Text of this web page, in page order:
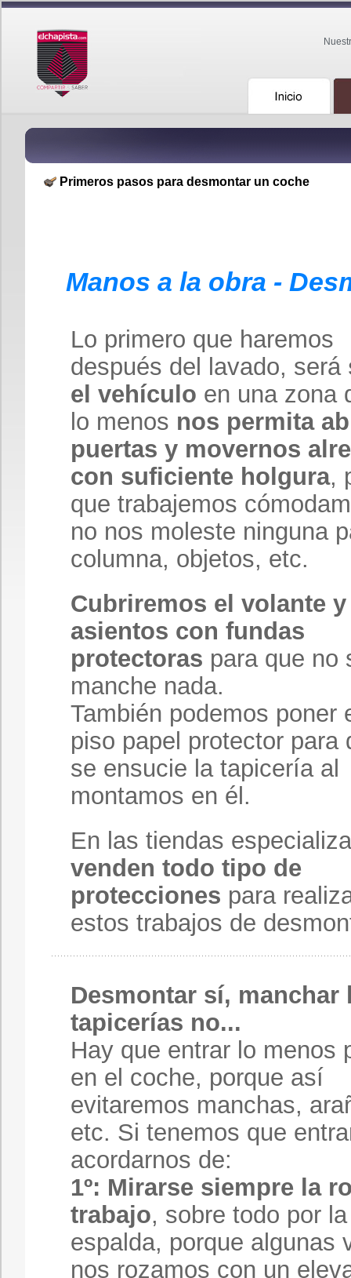
Primeros pasos para desmontar un coche
Manos a la obra -
Lo primero que haremos
después del lavado, será
el vehículo en una zona
lo menos nos permita
puertas y movernos
con suficiente holgura,
que trabajemos
no nos moleste ninguna
columna, objetos, etc.
Cubriremos el volante
asientos con fundas
protectoras para que no
manche nada.
También podemos poner
piso papel protector para
se ensucie la tapicería al
montamos en él.
En las tiendas
venden todo tipo de
protecciones para
estos trabajos de
Desmontar sí, manchar
tapicerías no...
Hay que entrar lo menos
en el coche, porque así
evitaremos manchas,
etc. Si tenemos que
acordarnos de:
1º: Mirarse siempre la
trabajo, sobre todo por la
espalda, porque algunas
nos rozamos con un